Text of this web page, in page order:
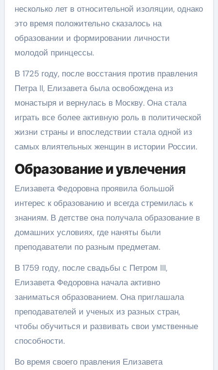
несколько лет в относительной изоляции, однако
это время положительно сказалось на
образовании и формировании личности
молодой принцессы.
В 1725 году, после восстания против правления
Петра II, Елизавета была освобождена из
монастыря и вернулась в Москву. Она стала
играть все более активную роль в политической
жизни страны и впоследствии стала одной из
самых влиятельных женщин в истории России.
Образование и увлечения
Елизавета Федоровна проявила большой
интерес к образованию и всегда стремилась к
знаниям. В детстве она получала образование в
домашних условиях, где наняты были
преподаватели по разным предметам.
В 1759 году, после свадьбы с Петром III,
Елизавета Федоровна начала активно
заниматься образованием. Она приглашала
преподавателей и ученых из разных стран,
чтобы обучиться и развивать свои умственные
способности.
Во время своего правления Елизавета